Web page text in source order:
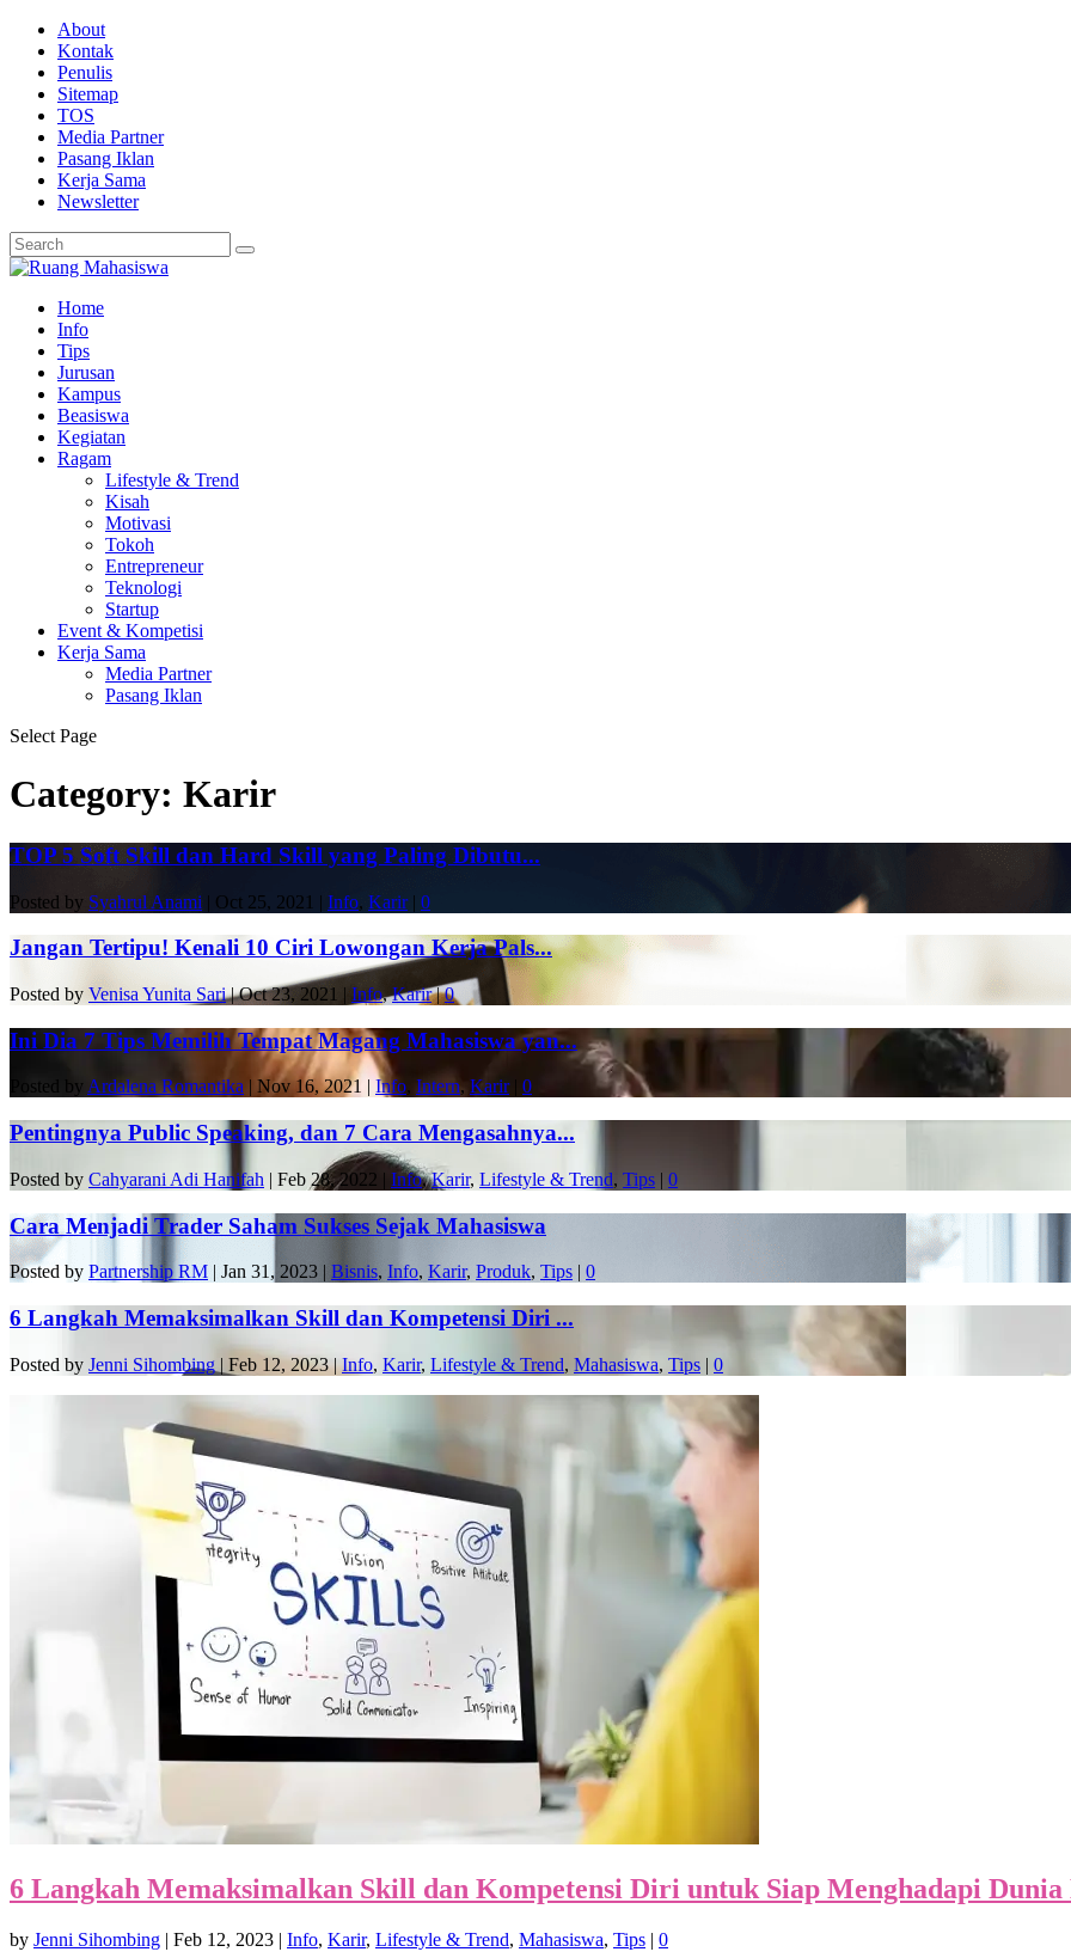
About
Kontak
Penulis
Sitemap
TOS
Media Partner
Pasang Iklan
Kerja Sama
Newsletter
Home
Info
Tips
Jurusan
Kampus
Beasiswa
Kegiatan
Ragam
Lifestyle & Trend
Kisah
Motivasi
Tokoh
Entrepreneur
Teknologi
Startup
Event & Kompetisi
Kerja Sama
Media Partner
Pasang Iklan
Select Page
Category: Karir
TOP 5 Soft Skill dan Hard Skill yang Paling Dibutu...
Posted by Syahrul Anami | Oct 25, 2021 | Info, Karir| 0
Jangan Tertipu! Kenali 10 Ciri Lowongan Kerja Pals...
Posted by Venisa Yunita Sari|Oct 23, 2021 | Info,Karir|0
Ini Dia 7 Tips Memilih Tempat Magang Mahasiswa yan...
Posted by Ardalena Romantika Nov 16, 2021 Info, Intern,Karir| 0
Pentingnya Public Speaking, dan 7 Cara Mengasahnya...
Posted by Cahyarani Adi Hanifah | Feb 28, 2022 | Info,Karir, Lifestyle & Trend, Tips | 0
Cara Menjadi Trader Saham Sukses Sejak Mahasiswa
Posted by Partnership RM | Jan 31, 2023 | Bisnis, Info, Karir, Produk, Tips | 0
6 Langkah Memaksimalkan Skill dan Kompetensi Diri ...
Posted by Jenni Sihombing | Feb 12, 2023|Info, Karir, Lifestyle & Trend, Mahasiswa, Tips | 0
6 Langkah Memaksimalkan Skill dan Kompetensi Diri untuk Siap Menghadapi
by Jenni Sihombing | Feb 12, 2023 | Info, Karir, Lifestyle & Trend, Mahasiswa, Tips | 0